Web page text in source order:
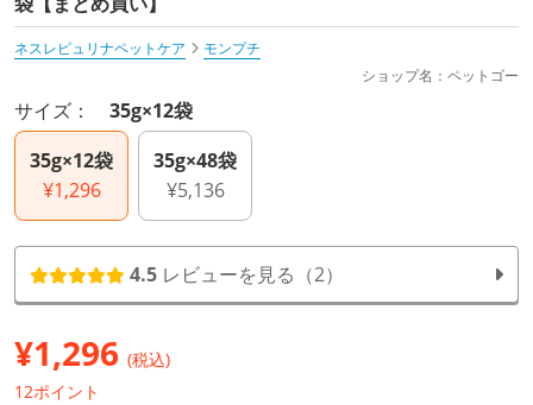
ネスレピュリナペットケア
モンプチ
ショップ名：ペットゴー
サイズ： 35g×12袋
35g×12袋
¥1,296
35g×48袋
¥5,136
4.5 レビューを見る（2）
¥1,296 (税込)
12ポイント